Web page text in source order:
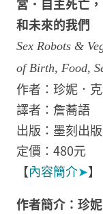
和未來的我們
Sex Robots &
of Birth, Food,
作者：珍妮．
譯者：詹蕎語
出版：墨刻出版
定價：480元
【內容簡介➤】
作者簡介：珍